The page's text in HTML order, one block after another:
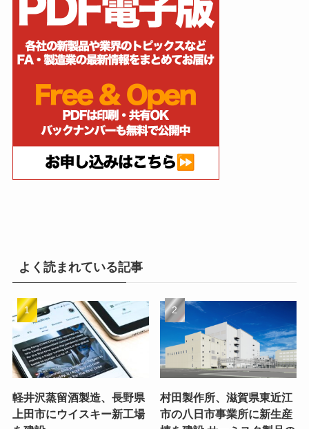
よく読まれている記事
軽井沢蒸留酒製造、長野県
上田市にウイスキー新工場
村田製作所、滋賀県東近江
市の八日市事業所に新生産